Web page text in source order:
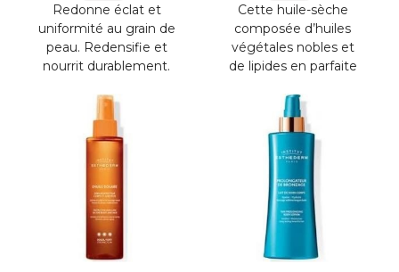
Redonne éclat et
uniformité au grain de
peau. Redensifie et
nourrit durablement.
veloutée et ...
Cette huile-sèche
composée d’huiles
végétales nobles et
de lipides en parfaite
l'épiderme ...